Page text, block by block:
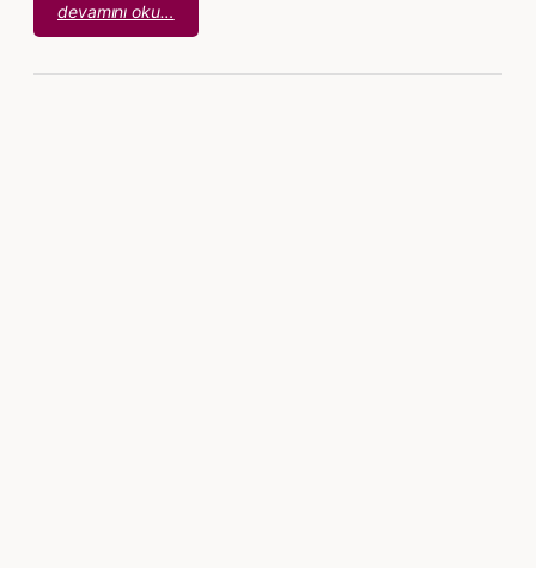
devamını oku…
Yazılmamış